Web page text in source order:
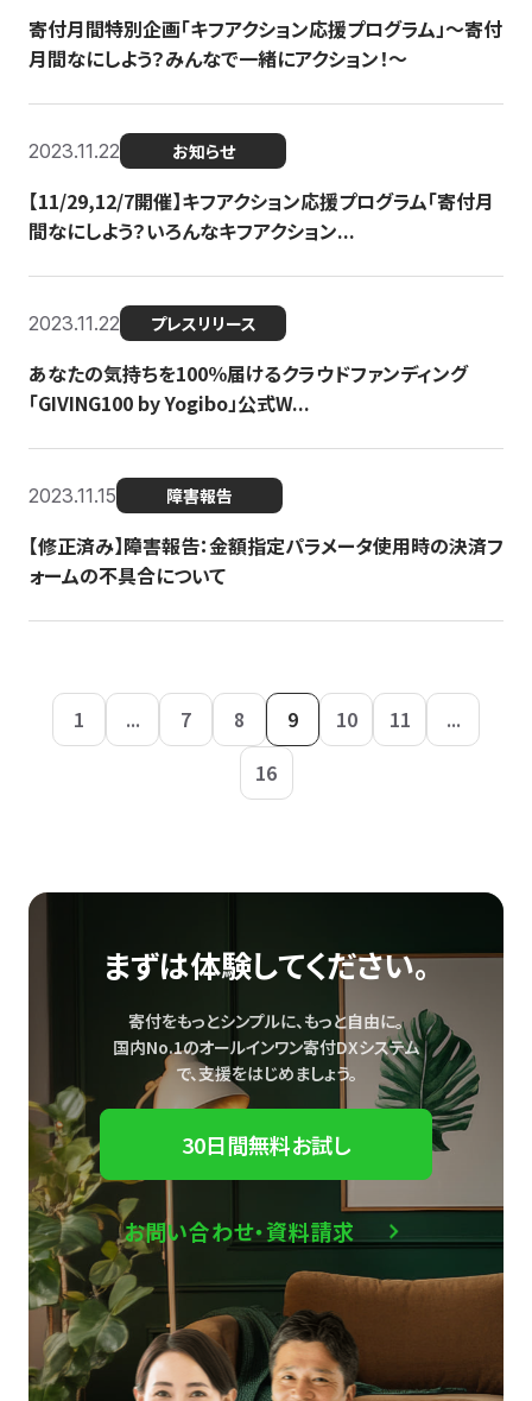
寄付月間特別企画「キフアクション応援プログラム」〜寄付
月間なにしよう？みんなで一緒にアクション！〜
2023.11.22 お知らせ
【11/29,12/7開催】キフアクション応援プログラム「寄付月
間なにしよう？いろんなキフアクション...
2023.11.22 プレスリリース
あなたの気持ちを100％届けるクラウドファンディング
「GIVING100 by Yogibo」公式W...
2023.11.15 障害報告
【修正済み】障害報告：金額指定パラメータ使用時の決済フ
ォームの不具合について
1 ... 7 8 9 10 11
...
16
まずは体験してください。
寄付をもっとシンプルに、もっと自由に。
国内No.1のオールインワン寄付DXシステム
で、支援をはじめましょう。
30日間無料お試し
お問い合わせ・資料請求